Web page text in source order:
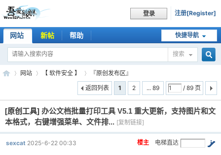
登录 注册[Register]
快捷导航
网站 新帖 帮助
搜索
索
吾 »
网站
›
【 软件安全 】
›
『原创发布区』
1
2 ... 89 / 89 页
返回列表
[原创工具] 办公文档批量打印工具 V5.1 重大更新，支持图片和文
本格式，右键增强菜单、文件排... [复制链接]
电梯直达
楼主
sexcat 2025-6-22 00:33